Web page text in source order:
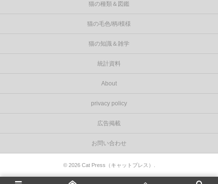
猫の種類＆図鑑
猫の毛色/柄/模様
猫の知識＆雑学
統計資料
About
privacy policy
広告掲載
お問い合わせ
© 2026 Cat Press（キャットプレス）